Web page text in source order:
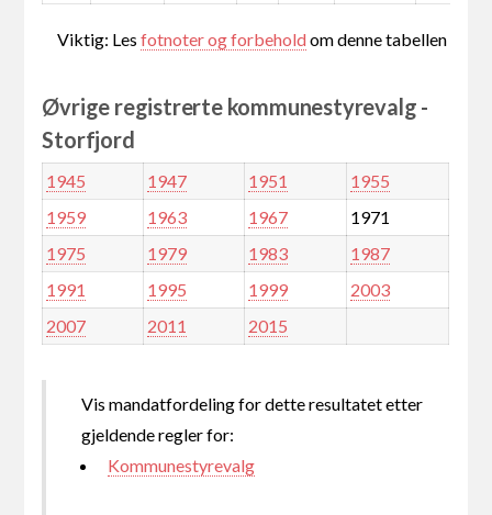
Viktig: Lesfotnoter og forbeholdom denne tabellen
Øvrige registrerte kommunestyrevalg -
Storfjord
1945 1947 1951
1955
1959
1963 1967
1971
1975
1979 1983
1987
1991
1995 1999
2003
2007
2011 2015
Vis mandatfordeling for dette resultatet etter
gjeldende regler for:
Kommunestyrevalg